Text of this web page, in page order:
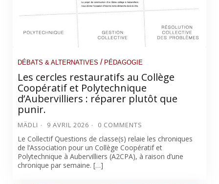
DÉBATS & ALTERNATIVES / PÉDAGOGIE
Les cercles restauratifs au Collège
Coopératif et Polytechnique
d’Aubervilliers : réparer plutôt que
punir.
MÄDLI 9 AVRIL 2026 0 COMMENTS
Le Collectif Questions de classe(s) relaie les chroniques
de l’Association pour un Collège Coopératif et
Polytechnique à Aubervilliers (A2CPA), à raison d’une
chronique par semaine. […]